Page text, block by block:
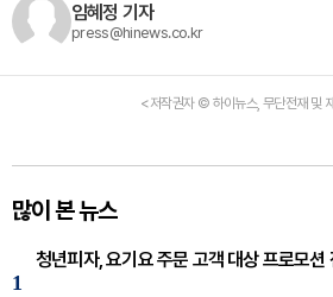
임혜정 기자
press@hinews.co.kr
<저작권자 © 하이뉴스, 무단전재 및
많이 본 뉴스
1
청년피자, 요기요 주문 고객 대상 프로모션